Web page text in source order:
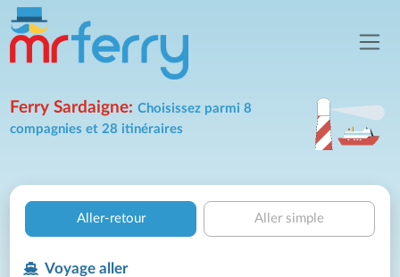
Ferry Sardaigne:Choisissez parmi 8
compagnies et 28 itinéraires
Aller-retour Aller simple
Voyage aller